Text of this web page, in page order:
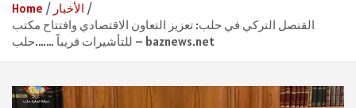
Home
الأخبار
القنصل التركي في حلب: تعزيز التعاون الاقتصادي وافتتاح مكتب
للتأشيرات قريباً …….حلب – baznews.net